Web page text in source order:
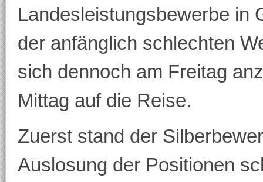
Landesleistungsbewerbe in
der anfänglich schlechten
sich dennoch am Freitag
Mittag auf die Reise.
Zuerst stand der
Auslosung der Positionen